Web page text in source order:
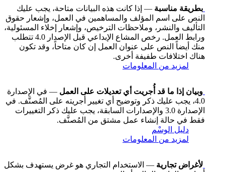
بطريقة مناسبة — إذا كانت هذه البيانات متاحة، يجب عليك
النص على اسم المؤلف والمساهمين في العمل، وإشعار حقوق
التأليف والنشر، وملاحظات الترخيص، وإشعار إخلاء المسئولية،
ورابط العمل. رخص المشاع الإبداعي قبل الإصدار 4.0 تتطلب
منك أيضاً النص على عنوان العمل إن كان متاحاً، وقد تكون
هناك اختلافات طفيفة أخرى.
لمزيد من المعلومات
وبيان إذا ما قد أُجريت أي تعديلات على العمل — في الإصدارة
4.0، يجب عليك ذكر وتوضيح أي تغيير أجريته على المُصنَّف. في
الإصدارة 3.0 والإصدارات السابقة، يجب عليك ذكر التغييرات
فقط في حالة إنشاء عمل مشتق من المُصنَّف.
دليل الوسْم
لمزيد من المعلومات
لأغراض تجارية — الاستخدام التجاري هو غرض يستهدف بشكل